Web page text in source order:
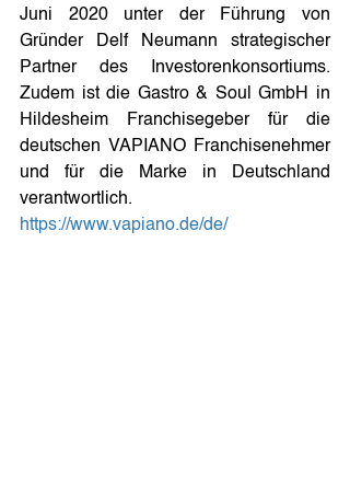
Juni 2020 unter der Führung von
Gründer Delf Neumann strategischer
Partner des Investorenkonsortiums.
Zudem ist die Gastro & Soul GmbH in
Hildesheim Franchisegeber für die
deutschen VAPIANO Franchisenehmer
und für die Marke in Deutschland
https://www.vapiano.de/de/